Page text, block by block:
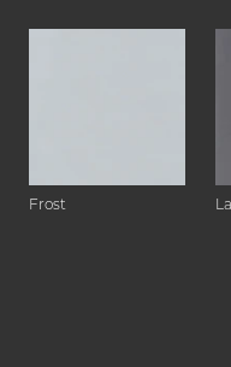
Frost